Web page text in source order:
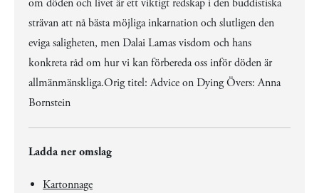
om döden och livet är ett viktigt redskap i den buddistiska
strävan att nå bästa möjliga inkarnation och slutligen den
eviga saligheten, men Dalai Lamas visdom och hans
konkreta råd om hur vi kan förbereda oss inför döden är
allmänmänskliga.Orig titel: Advice on Dying Övers: Anna
Bornstein
Ladda ner omslag
Kartonnage